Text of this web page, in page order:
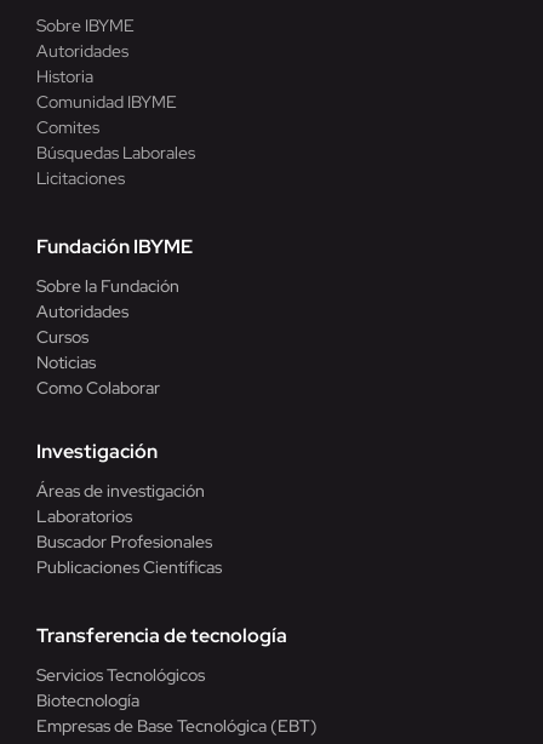
Sobre IBYME
Autoridades
Historia
Comunidad IBYME
Comites
Búsquedas Laborales
Licitaciones
Fundación IBYME
Sobre la Fundación
Autoridades
Cursos
Noticias
Como Colaborar
Investigación
Áreas de investigación
Laboratorios
Buscador Profesionales
Publicaciones Científicas
Transferencia de tecnología
Servicios Tecnológicos
Biotecnología
Empresas de Base Tecnológica (EBT)